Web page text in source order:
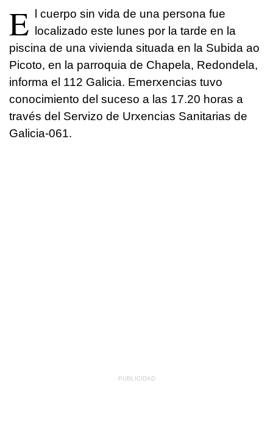
E l cuerpo sin vida de una persona fue
localizado este lunes por la tarde en la
piscina de una vivienda situada en la Subida ao
Picoto, en la parroquia de Chapela, Redondela,
informa el 112 Galicia. Emerxencias tuvo
conocimiento del suceso a las 17.20 horas a
través del Servizo de Urxencias Sanitarias de
Galicia-061.